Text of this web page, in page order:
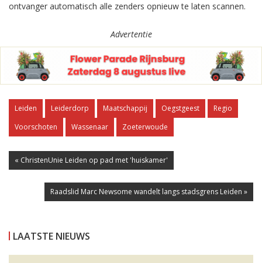
ontvanger automatisch alle zenders opnieuw te laten scannen.
Advertentie
Leiden Leiderdorp Maatschappij Oegstgeest
Regio
Voorschoten
Wassenaar Zoeterwoude
« ChristenUnie Leiden op pad met 'huiskamer'
Raadslid Marc Newsome wandelt langs stadsgrens Leiden »
LAATSTE NIEUWS